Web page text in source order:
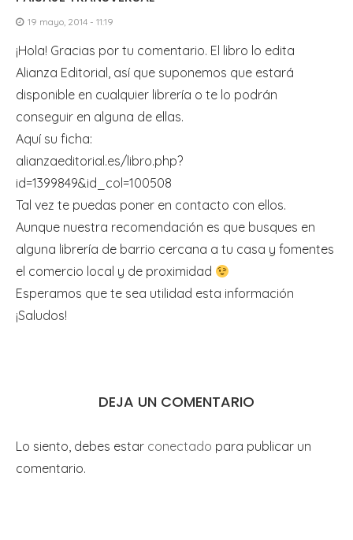
19 mayo, 2014 - 11:19
¡Hola! Gracias por tu comentario. El libro lo edita
Alianza Editorial, así que suponemos que estará
disponible en cualquier librería o te lo podrán
conseguir en alguna de ellas.
Aquí su ficha:
alianzaeditorial.es/libro.php?
id=1399849&id_col=100508
Tal vez te puedas poner en contacto con ellos.
Aunque nuestra recomendación es que busques en
alguna librería de barrio cercana a tu casa y fomentes
el comercio local y de proximidad
Esperamos que te sea utilidad esta información
¡Saludos!
DEJA UN COMENTARIO
Lo siento, debes estar conectado para publicar un
comentario.